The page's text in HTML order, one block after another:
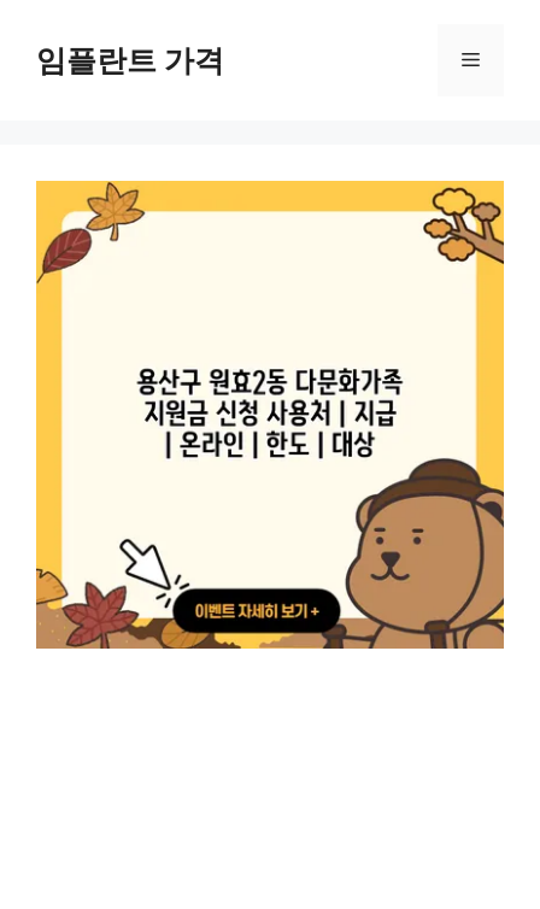
임플란트 가격 메